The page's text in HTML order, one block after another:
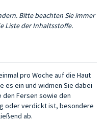
Bitte beachten Sie immer
Liste der Inhaltsstoffe.
pro Woche auf die Haut
es ein und widmen Sie dabei
Fersen sowie den
oder verdickt ist, besondere
ab.